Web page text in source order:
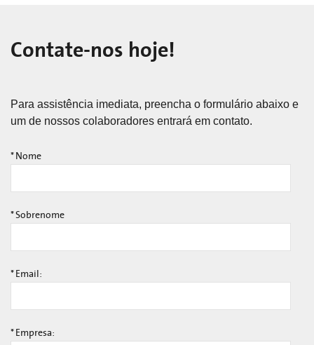
Contate-nos hoje!
Para assistência imediata, preencha o formulário abaixo e
um de nossos colaboradores entrará em contato.
* Nome
*Sobrenome
* Email:
* Empresa: